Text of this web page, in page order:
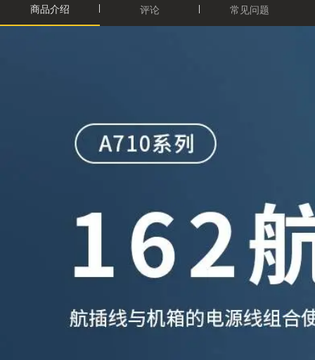
商品介绍 评论 常见问题